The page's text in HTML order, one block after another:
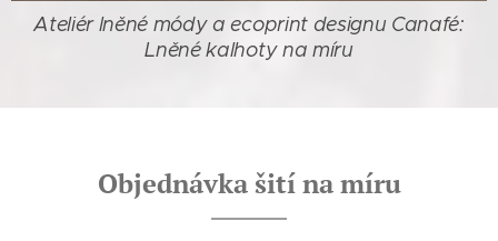
Ateliér lněné módy a ecoprint designu Canafé:
Lněné kalhoty na míru
Objednávka šití na míru